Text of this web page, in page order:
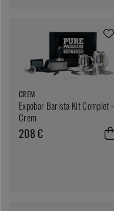
CREM
Expobar Barista Kit Complet -
Crem
208 €